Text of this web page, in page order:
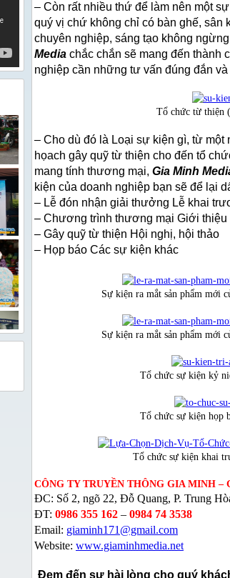
– Còn rất nhiều thứ để làm nên một
quý vị chứ không chỉ có bàn ghế, sân
chuyên nghiệp, sáng tạo không
Media chắc chắn sẽ mang đến thành
nghiệp cần những tư vấn đúng đắn
Tổ chức từ thiện
– Cho dù đó là Loại sự kiện gì, từ một
họach gây quỹ từ thiện cho đến tổ
mang tính thương mại, Gia Minh
kiện của doanh nghiệp bạn sẽ để lại
– Lễ đón nhận giải thưởng Lễ khai
– Chương trình thương mại Giới thiệu
– Gây quỹ từ thiện Hội nghị, hội thảo
– Họp báo Các sự kiện khác
Sự kiện ra mắt sản phẩm mới
Sự kiện ra mắt sản phẩm mới
Tổ chức sự kiện kỷ
Tổ chức sự kiện họp
Tổ chức sự kiện khai
CÔNG TY TRUYỀN THÔNG GIA MINH –
ĐC: Số 2, ngõ 22, Đỗ Quang, P. Trung
ĐT: 0986 355 162 – 0984 74 3538
Email: giaminh171@gmail.com
Website: www.giaminhmedia.net
Đem đến sự hài lòng cho quý